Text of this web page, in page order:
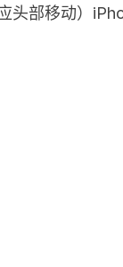
头部移动）